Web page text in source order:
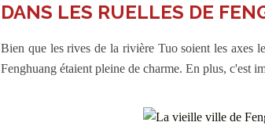
DANS LES RUELLES DE
Bien que les rives de la rivière Tuo soient les axes
Fenghuang étaient pleine de charme. En plus, c'est